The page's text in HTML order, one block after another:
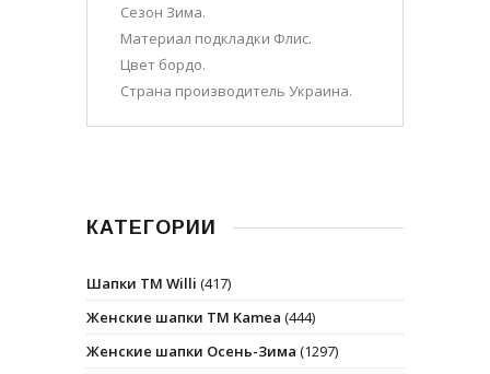
Сезон Зима.
Материал подкладки Флис.
Цвет бордо.
Страна производитель Украина.
КАТЕГОРИИ
Шапки ТМ Willi (417)
Женские шапки ТМ Kamea (444)
Женские шапки Осень-Зима (1297)